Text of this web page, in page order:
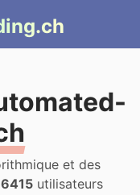
et des
6415 utilisateurs